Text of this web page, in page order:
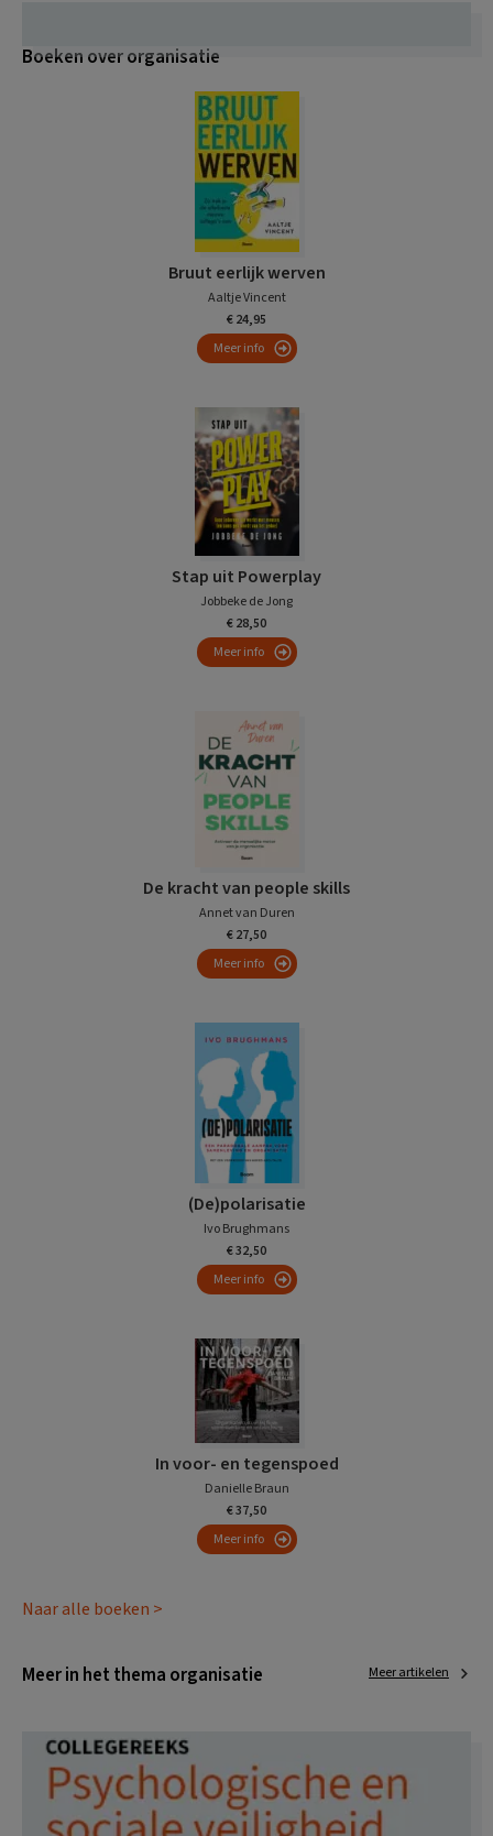
Boeken over organisatie
Bruut eerlijk werven
Aaltje Vincent
€ 24,95
Meer info
Stap uit Powerplay
Jobbeke de Jong
€ 28,50
Meer info
De kracht van people skills
Annet van Duren
€ 27,50
Meer info
(De)polarisatie
Ivo Brughmans
€ 32,50
Meer info
In voor- en tegenspoed
Danielle Braun
€ 37,50
Meer info
Naar alle boeken >
Meer in het thema organisatie Meer artikelen